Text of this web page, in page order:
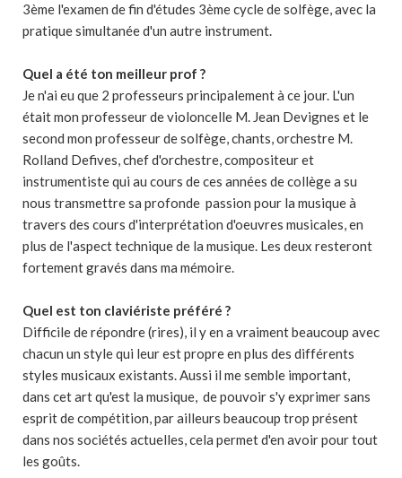
3ème l'examen de fin d'études 3ème cycle de solfège, avec la
pratique simultanée d'un autre instrument.
Quel a été ton meilleur prof ?
Je n'ai eu que 2 professeurs principalement à ce jour. L'un
était mon professeur de violoncelle M. Jean Devignes et le
second mon professeur de solfège, chants, orchestre M.
Rolland Defives, chef d'orchestre, compositeur et
instrumentiste qui au cours de ces années de collège a su
nous transmettre sa profonde passion pour la musique à
travers des cours d'interprétation d'oeuvres musicales, en
plus de l'aspect technique de la musique. Les deux resteront
fortement gravés dans ma mémoire.
Quel est ton claviériste préféré ?
Difficile de répondre (rires), il y en a vraiment beaucoup avec
chacun un style qui leur est propre en plus des différents
styles musicaux existants. Aussi il me semble important,
dans cet art qu'est la musique, de pouvoir s'y exprimer sans
esprit de compétition, par ailleurs beaucoup trop présent
dans nos sociétés actuelles, cela permet d'en avoir pour tout
les goûts.